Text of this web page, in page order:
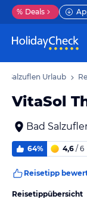
% Deals
Salzuflen Urlaub
VitaSol
Bad
64% 4,6 / 6
Reisetipp
Reisetippübersicht